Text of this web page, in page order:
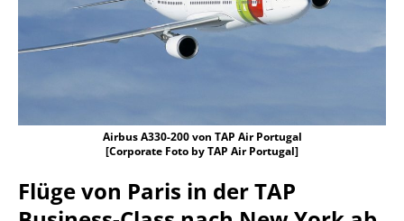
Airbus A330-200 von TAP Air Portugal
[Corporate Foto by TAP Air Portugal]
Flüge von Paris in der TAP